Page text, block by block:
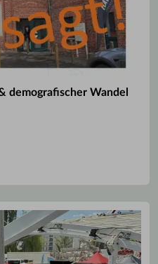
demografischer Wandel